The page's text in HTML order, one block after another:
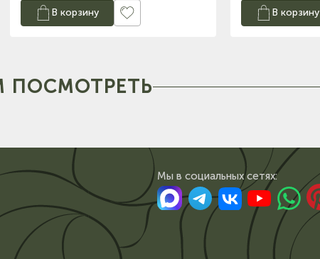
В корзину В корзину
ПОСМОТРЕТЬ
Мы в сoциальных сетях: